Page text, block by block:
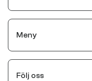
Meny
Följ oss